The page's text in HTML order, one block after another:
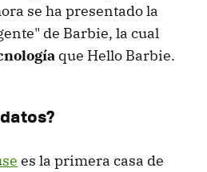
se ha presentado la
de Barbie, la cual
que Hello Barbie.
es la primera casa de